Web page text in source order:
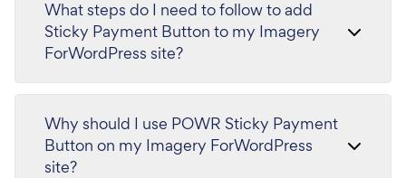
What steps do I need to follow to add
Sticky Payment Button to my Imagery
ForWordPress site?
Why should I use POWR Sticky Payment
Button on my Imagery ForWordPress
site?